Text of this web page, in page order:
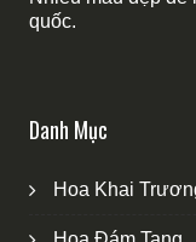
quốc.
Danh Mục
Hoa Khai